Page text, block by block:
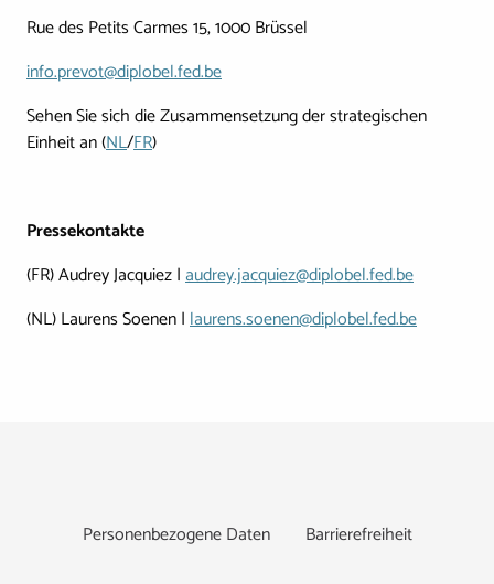
Rue des Petits Carmes 15, 1000 Brüssel
info.prevot@diplobel.fed.be
Sehen Sie sich die Zusammensetzung der strategischen
Einheit an (NL/FR)
Pressekontakte
(FR) Audrey Jacquiez |audrey.jacquiez@diplobel.fed.be
(NL) Laurens Soenen |laurens.soenen@diplobel.fed.be
Personenbezogene Daten Barrierefreiheit